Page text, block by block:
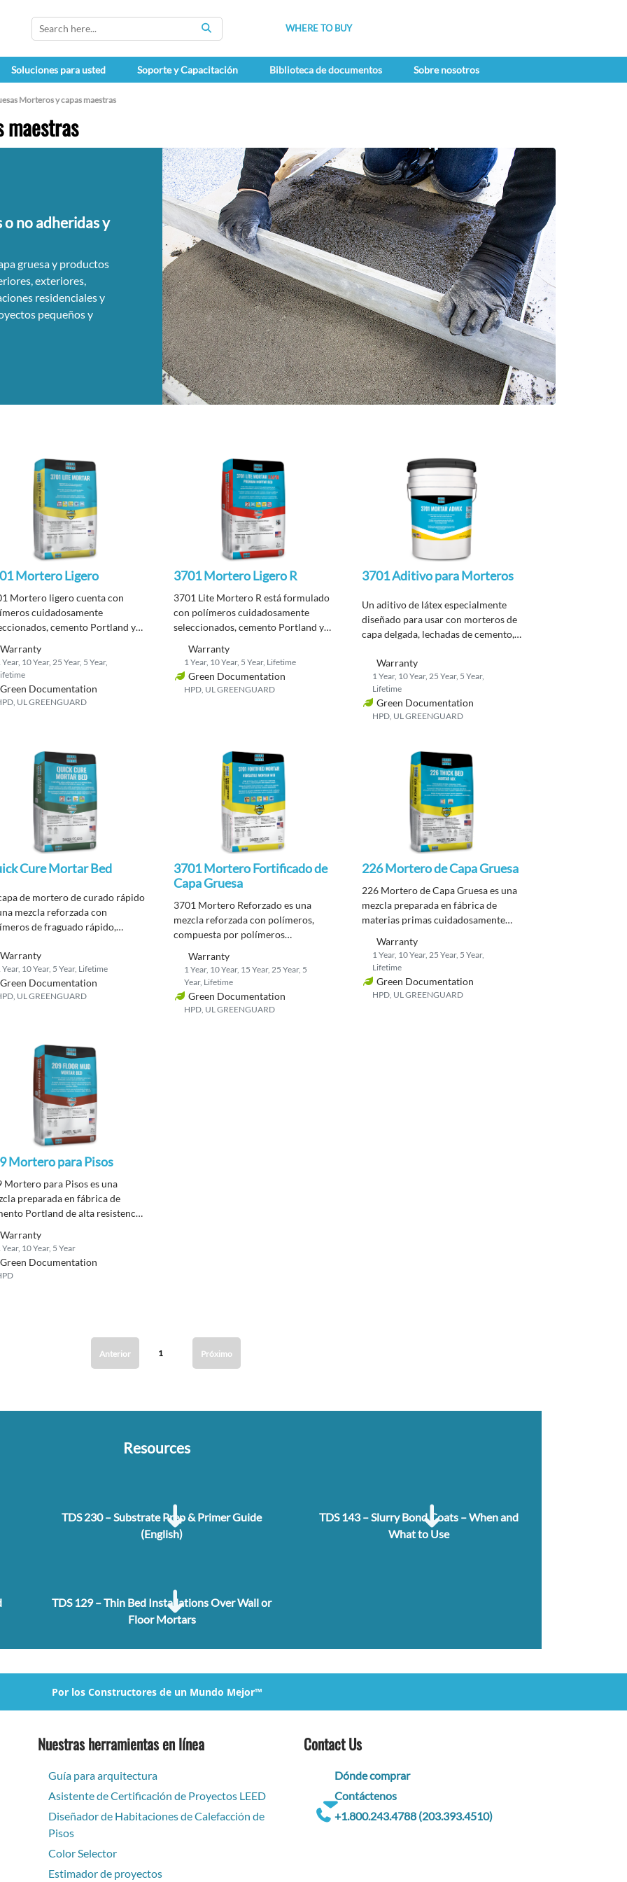
SEARCH
WHERE TO BUY
Soluciones para usted Soporte y Capacitación Biblioteca de documentos Sobre nosotros
Morteros y capas maestras
maestras
o no adheridas y
gruesa y productos
exteriores,
residenciales y
pequeños y
Mortero Ligero
Mortero ligero cuenta con
cuidadosamente
cemento Portland y
mortero ligero que puede
en aplicaciones interiores,
y de enlucido
elevado, además de como
Warranty
Year, 10 Year, 25 Year, 5 Year,
Green Documentation
UL GREENGUARD
3701 Mortero Ligero R
3701 Lite Mortero R está formulado
con polímeros cuidadosamente
seleccionados, cemento Portland y
mortero de curado rápido y ligero
que puede utilizarse en una gran
variedad de aplicaciones de enlucido
Warranty
1 Year, 10 Year, 5 Year, Lifetime
Green Documentation
HPD, UL GREENGUARD
3701 Aditivo para Morteros
Un aditivo de látex especialmente
diseñado para usar con morteros de
capa delgada, lechadas de cemento,
mezclas de cemento.
Warranty
1 Year, 10 Year, 25 Year, 5 Year,
Lifetime
Green Documentation
HPD, UL GREENGUARD
Cure Mortar Bed
de mortero de curado rápido
mezcla reforzada con
de fraguado rápido,
todos cuidadosamente
Warranty
Year, 10 Year, 5 Year, Lifetime
Green Documentation
UL GREENGUARD
3701 Mortero Fortificado de
Capa Gruesa
3701 Mortero Reforzado es una
mezcla reforzada con polímeros,
compuesta por polímeros
cemento portland y agregados
calibrados.
Warranty
1 Year, 10 Year, 15 Year, 25 Year, 5
Year, Lifetime
Green Documentation
HPD, UL GREENGUARD
226 Mortero de Capa Gruesa
226 Mortero de Capa Gruesa es una
mezcla preparada en fábrica de
materias primas cuidadosamente
agregados clasificados.
Warranty
1 Year, 10 Year, 25 Year, 5 Year,
Lifetime
Green Documentation
HPD, UL GREENGUARD
Mortero para Pisos
Mortero para Pisos es una
preparada en fábrica de
Portland de alta resistencia
Warranty
Year, 10 Year, 5 Year
Green Documentation
Anterior 1 Próximo
Resources
TDS 230 – Substrate Prep & Primer Guide
(English)
TDS 143 – Slurry Bond Coats – When and
What to Use
TDS 129 – Thin Bed Installations Over Wall or
Floor Mortars
Por los Constructores de un Mundo Mejor™
Nuestras herramientas en línea
Guía para arquitectura
Asistente de Certificación de Proyectos LEED
Diseñador de Habitaciones de Calefacción de
Pisos
Color Selector
Estimador de proyectos
Contact Us
Dónde comprar
Contáctenos
+1.800.243.4788 (203.393.4510)